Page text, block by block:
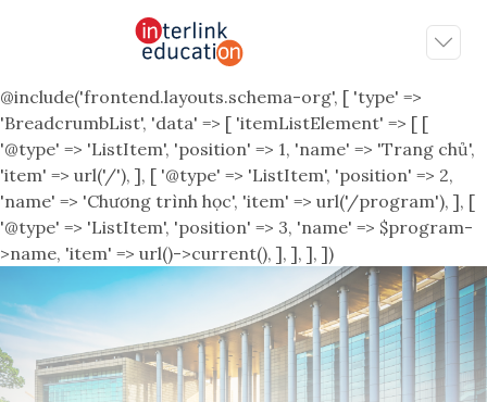
@include('frontend.layouts.schema-org', [ 'type' =>
'BreadcrumbList', 'data' => [ 'itemListElement' => [ [
'@type' => 'ListItem', 'position' => 1, 'name' => 'Trang chủ',
'item' => url('/'), ], [ '@type' => 'ListItem', 'position' => 2,
'name' => 'Chương trình học', 'item' => url('/program'), ], [
'@type' => 'ListItem', 'position' => 3, 'name' => $program-
>name, 'item' => url()->current(), ], ], ], ])